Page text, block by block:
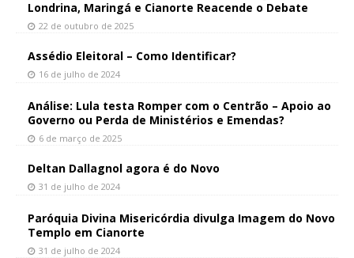
Londrina, Maringá e Cianorte Reacende o Debate
22 de outubro de 2025
Assédio Eleitoral – Como Identificar?
16 de julho de 2024
Análise: Lula testa Romper com o Centrão – Apoio ao
Governo ou Perda de Ministérios e Emendas?
6 de março de 2025
Deltan Dallagnol agora é do Novo
31 de julho de 2024
Paróquia Divina Misericórdia divulga Imagem do Novo
Templo em Cianorte
31 de julho de 2024